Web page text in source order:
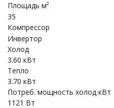
Площадь м²
35
Компрессор
Инвертор
Холод
3.60 кВт
Тепло
3.70 кВт
Потреб. мощность холод кВт
1121 Вт